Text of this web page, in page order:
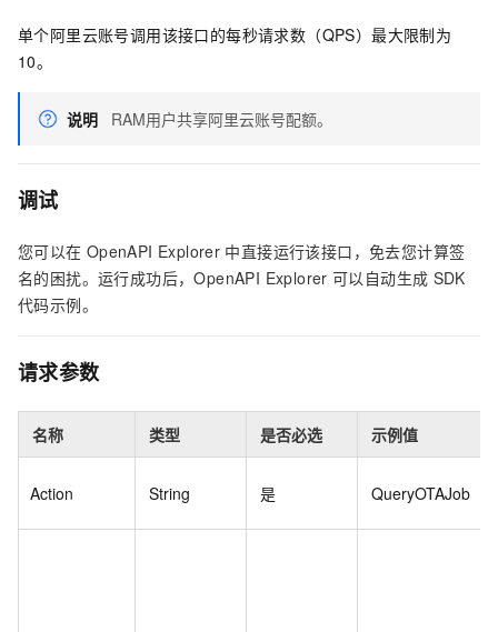
单个阿里云账号调用该接口的每秒请求数（QPS）最大限制为
10。
说明 RAM用户共享阿里云账号配额。
调试
您可以在 OpenAPI Explorer 中直接运行该接口，免去您计算签
名的困扰。运行成功后，OpenAPI Explorer 可以自动生成 SDK
代码示例。
请求参数
名称 类型 是否必选 示例值
Action String 是 QueryOTAJob